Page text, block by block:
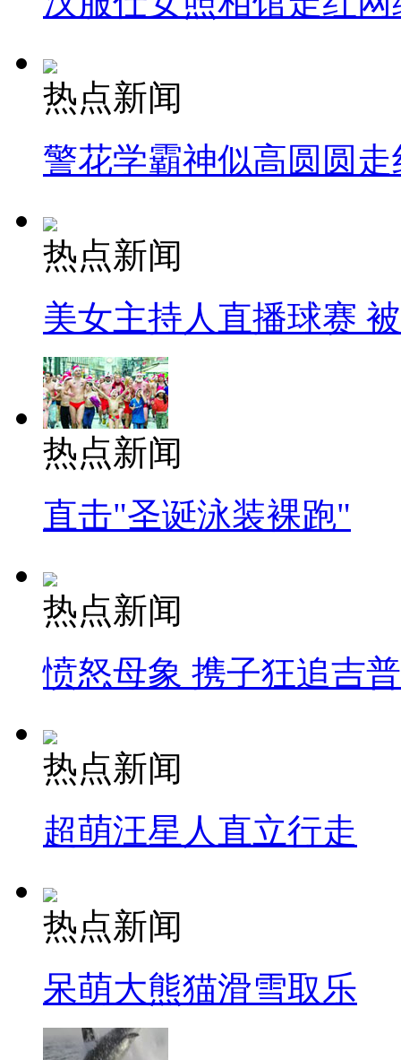
热点新闻
警花学霸神似高圆圆走
热点新闻
美女主持人直播球赛
热点新闻
直击"圣诞泳装裸跑"
热点新闻
愤怒母象 携子狂追吉
热点新闻
超萌汪星人直立行走
热点新闻
呆萌大熊猫滑雪取乐